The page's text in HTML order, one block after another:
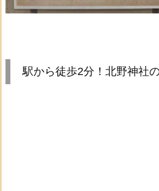
駅から徒歩2分！北野神社